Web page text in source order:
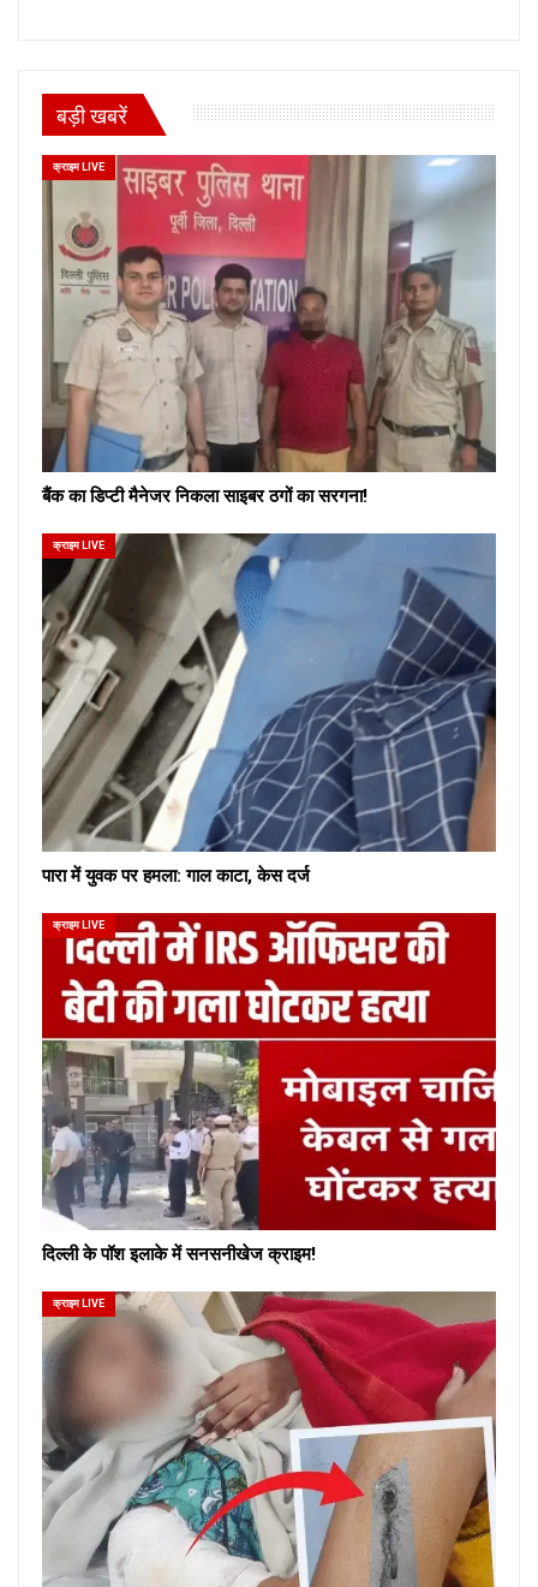
बड़ी खबरें
क्राइम LIVE
बैंक का डिप्टी मैनेजर निकला साइबर ठगों का सरगना!
क्राइम LIVE
पारा में युवक पर हमला: गाल काटा, केस दर्ज
क्राइम LIVE
दिल्ली के पॉश इलाके में सनसनीखेज क्राइम!
क्राइम LIVE